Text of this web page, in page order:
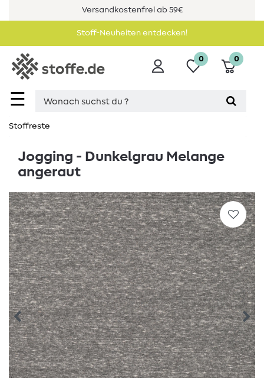
Versandkostenfrei ab 59€
Stoff-Neuheiten entdecken!
☰
0 0
Stoffreste
Jogging - Dunkelgrau Melange
angeraut